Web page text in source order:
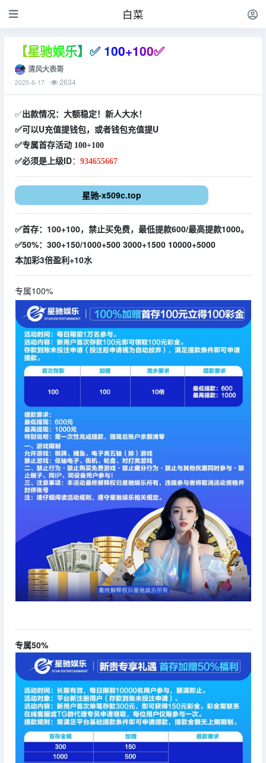
白菜
【星驰娱乐】✅ 100+100✅
清风大表哥
2025-6-17 2634
✅出款情况：大额稳定！新人大水！
✅可以U充值提钱包，或者钱包充值提U
✅专属首存活动 100+100
✅必须是上级ID： 934655667
星驰-x509c.top
✅首存：100+100，禁止买免费，最低提款600/最高提款1000。
✅50%：300+150/1000+500 3000+1500 10000+5000
本加彩3倍盈利+10水
专属100%
专属50%